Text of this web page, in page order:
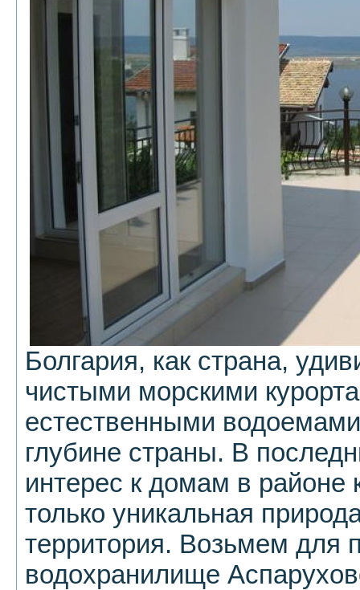
Болгария, как страна,
чистыми морскими
естественными
глубине страны. В
интерес к домам в районе
только уникальная
территория. Возьмем для
водохранилище